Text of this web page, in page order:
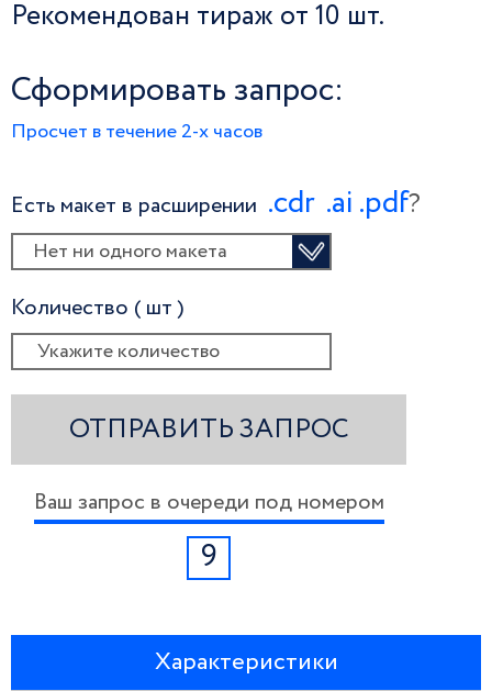
Рекомендован тираж от 10 шт.
Сформировать запрос:
Просчет в течение 2-х часов
Есть макет в расширении .сdr .ai .pdf?
Нет ни одного макета
Количество ( шт )
ОТПРАВИТЬ ЗАПРОС
Ваш запрос в очереди под номером
9
Характеристики